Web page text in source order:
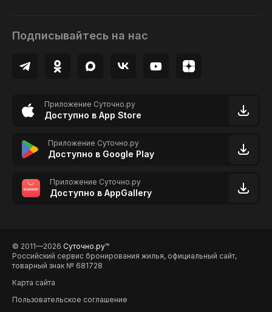
Подписывайтесь на нас
Приложение Суточно.ру
Доступно в App Store
Приложение Суточно.ру
Доступно в Google Play
Приложение Суточно.ру
Доступно в AppGallery
© 2011—2026 Суточно.руTM
Российский сервис бронирования жилья, официальный сайт,
товарный знак № 681728
Карта сайта
Пользовательское соглашение